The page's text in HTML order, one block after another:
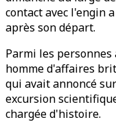
contact avec l'engin
après son départ.
Parmi les
homme d'affaires
qui avait annoncé
excursion
chargée d'histoire.